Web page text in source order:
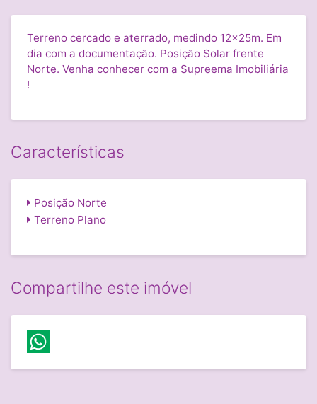
Terreno cercado e aterrado, medindo 12x25m. Em
dia com a documentação. Posição Solar frente
Norte. Venha conhecer com a Supreema Imobiliária
!
Características
Posição Norte
Terreno Plano
Compartilhe este imóvel